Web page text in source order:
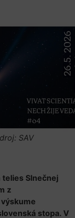
SAV
Slnečnej
z
stopa. V